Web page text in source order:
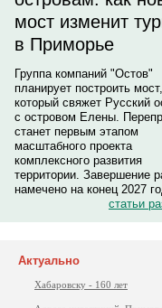
мост изменит
в Приморье
Группа компаний "Остов"
планирует построить мост,
который свяжет Русский
с островом Елены.
станет первым этапом
масштабного проекта
комплексного развития
территории. Завершение
намечено на конец 2027
статьи
Актуально
Хабаровску - 160 лет